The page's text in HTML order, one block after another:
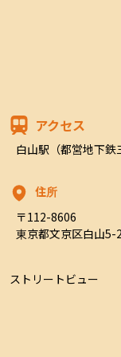
アクセス
白山駅（都営地下
住所
〒112-8606
東京都文京区白山5-
ストリートビュー